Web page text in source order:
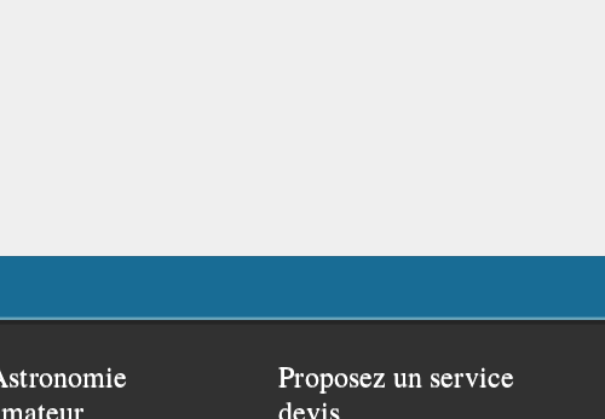
Proposez un service
devis